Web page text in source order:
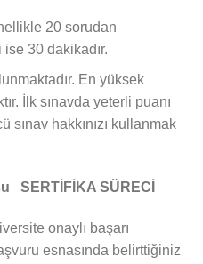
20 sorudan
ise 30 dakikadır.
En yüksek
İlk sınavda yeterli puanı
sınav hakkınızı kullanmak
SERTİFİKA SÜRECİ
onaylı başarı
esnasında belirttiğiniz